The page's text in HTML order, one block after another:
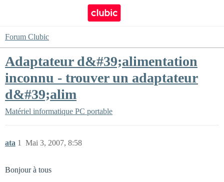
Forum Clubic
Adaptateur d&#39;alimentation
inconnu - trouver un adaptateur
d&#39;alim
Matériel informatique PC portable
ata Mai 3, 2007, 8:58
1
Bonjour à tous